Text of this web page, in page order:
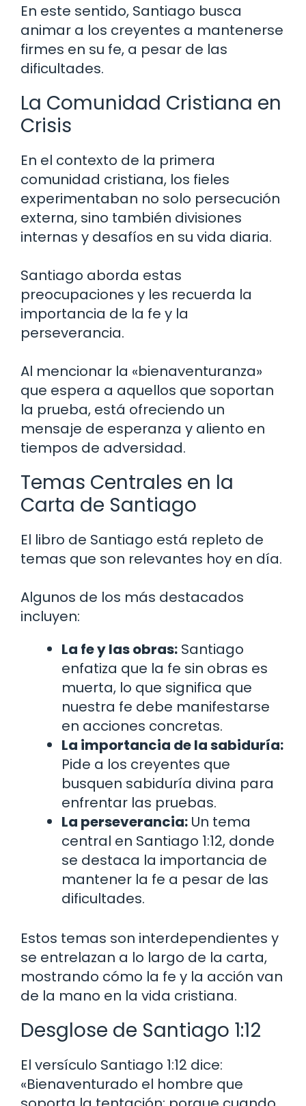
En este sentido, Santiago busca
animar a los creyentes a mantenerse
firmes en su fe, a pesar de las
dificultades.
La Comunidad Cristiana en
Crisis
En el contexto de la primera
comunidad cristiana, los fieles
experimentaban no solo persecución
externa, sino también divisiones
internas y desafíos en su vida diaria.
Santiago aborda estas
preocupaciones y les recuerda la
importancia de la fe y la
perseverancia.
Al mencionar la «bienaventuranza»
que espera a aquellos que soportan
la prueba, está ofreciendo un
mensaje de esperanza y aliento en
tiempos de adversidad.
Temas Centrales en la
Carta de Santiago
El libro de Santiago está repleto de
temas que son relevantes hoy en día.
Algunos de los más destacados
incluyen:
La fe y las obras: Santiago
enfatiza que la fe sin obras es
muerta, lo que significa que
nuestra fe debe manifestarse
en acciones concretas.
La importancia de la sabiduría:
Pide a los creyentes que
busquen sabiduría divina para
enfrentar las pruebas.
La perseverancia: Un tema
central en Santiago 1:12, donde
se destaca la importancia de
mantener la fe a pesar de las
dificultades.
Estos temas son interdependientes y
se entrelazan a lo largo de la carta,
mostrando cómo la fe y la acción van
de la mano en la vida cristiana.
Desglose de Santiago 1:12
El versículo Santiago 1:12 dice:
«Bienaventurado el hombre que